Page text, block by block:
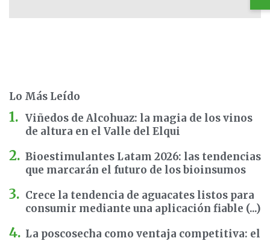
Lo Más Leído
Viñedos de Alcohuaz: la magia de los vinos
de altura en el Valle del Elqui
Bioestimulantes Latam 2026: las tendencias
que marcarán el futuro de los bioinsumos
Crece la tendencia de aguacates listos para
consumir mediante una aplicación fiable (...)
La poscosecha como ventaja competitiva: el